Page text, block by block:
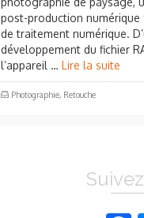
post-production
de traitement numérique.
développement du fichier
l’appareil … Lire la suite
Photographie, Retouche